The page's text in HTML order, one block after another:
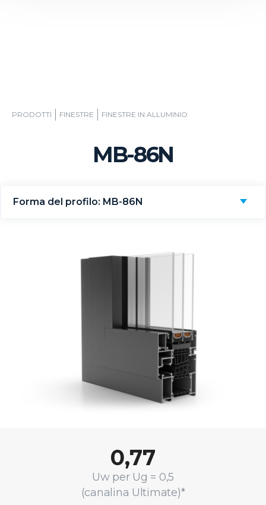
PRODOTTI FINESTRE FINESTRE IN ALLUMINIO
MB-86N
Forma del profilo: MB-86N
0,77
Uw per Ug = 0,5
(canalina Ultimate)*